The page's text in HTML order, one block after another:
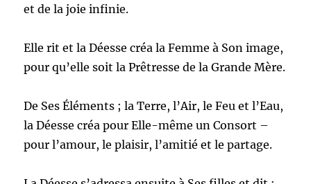
et de la joie infinie.
Elle rit et la Déesse créa la Femme à Son image,
pour qu’elle soit la Prêtresse de la Grande Mère.
De Ses Éléments ; la Terre, l’Air, le Feu et l’Eau,
la Déesse créa pour Elle-même un Consort –
pour l’amour, le plaisir, l’amitié et le partage.